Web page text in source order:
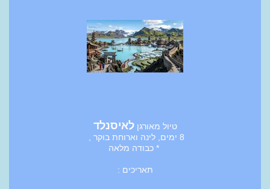
טיול מאורגןלאיסנלד
8 ימים, לינה וארוחת בוקר ,
* כבודה מלאה
תאריכים :